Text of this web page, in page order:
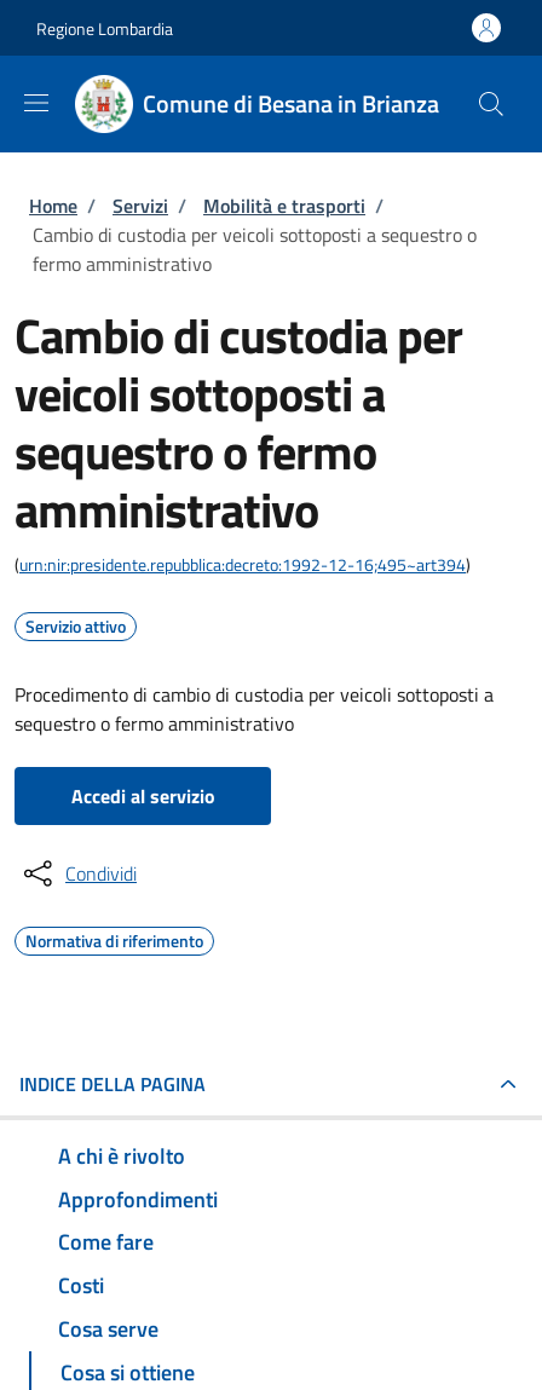
Regione Lombardia
Comune di Besana in Brianza
Briciole di pane
Home / Servizi / Mobilità e trasporti /
Cambio di custodia per veicoli sottoposti a sequestro o
fermo amministrativo
Cambio di custodia per
veicoli sottoposti a
sequestro o fermo
amministrativo
(urn:nir:presidente.repubblica:decreto:1992-12-16;495~art394)
Servizio attivo
Procedimento di cambio di custodia per veicoli sottoposti a
sequestro o fermo amministrativo
Accedi al servizio
Condividi
Normativa di riferimento
INDICE DELLA PAGINA
A chi è rivolto
Approfondimenti
Come fare
Costi
Cosa serve
Cosa si ottiene